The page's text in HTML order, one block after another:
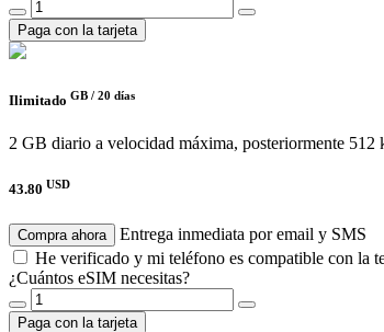
Paga con la tarjeta
Ilimitado GB / 20 días
2 GB diario a velocidad máxima, posteriormente 512
43.80 USD
Compra ahora
Entrega inmediata por email y SMS
He verificado y mi teléfono es compatible con la
¿Cuántos eSIM necesitas?
Paga con la tarjeta